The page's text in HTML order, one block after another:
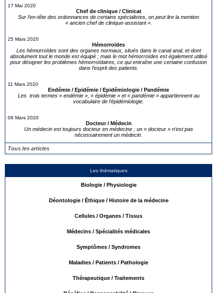
17 Mai 2020
Chef de clinique / Clinicat
Sur l’en-tête des ordonnances de certains spécialistes, on peut lire la mention
« ancien chef de clinique-assistant ».
25 Mars 2020
Hémorroïdes
Les hémorroïdes sont des organes normaux, situés dans le canal anal, et dont
absolument tout le monde est équipé ; mais le mot hémorroïdes est également utilisé
pour désigner les problèmes hémorroïdaires, ce qui entraîne une certaine confusion
dans l’esprit des patients.
11 Mars 2020
Endémie / Epidémie / Epidémiologie / Pandémie
Les trois termes « endémie », « épidémie » et « pandémie » appartiennent au
vocabulaire de l’épidémiologie.
06 Mars 2020
Docteur / Médecin
Un médecin est toujours docteur en médecine ; un « docteur » n’est pas
nécessairement un médecin.
Tous les articles
Les thématiques
Biologie / Physiologie
Déontologie / Éthique / Histoire de la médecine
Cellules / Organes / Tissus
Médecins / Spécialités médicales
Symptômes / Syndromes
Maladies / Patients / Pathologie
Thérapeutique / Traitements